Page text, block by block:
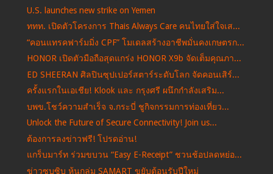
U.S. launches new strike on Yemen
ททท. เปิดตัวโครงการ Thais Always Care คนไทยใส่ใจเส...
“คอนแทรคฟาร์มมิ่ง CPF” โมเดลสร้างอาชีพมั่นคงเกษตรก...
HONOR เปิดตัวมือถือสุดแกร่ง HONOR X9b จัดเต็มคุณภา...
ED SHEERAN ศิลปินซุปเปอร์สตาร์ระดับโลก จัดคอนเสิร์...
ครั้งแรกในเอเชีย! Klook และ กรุงศรี ผนึกกำลังเสริม...
บพข.โชว์ความสำเร็จ จ.กระบี่ ชูกิจกรรมการท่องเที่ยว...
Unlock the Future of Secure Connectivity! Join us...
ต้องการลงข่าวฟรี! โปรดอ่าน!
แกร็บมาร์ท ร่วมขบวน “Easy E-Receipt” ชวนช้อปลดหย่อ...
ข่าวซุบซิบ หุ้นกลุ่ม SAMART ขยับต้อนรับปีใหม่